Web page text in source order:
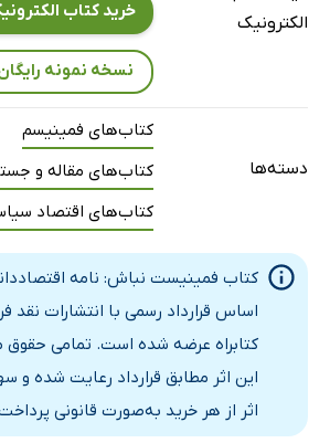
الکترونیک
خرید کتاب
نسخه نمونه
دسته‌ها
کتاب‌های فمینیسم
کتاب‌های مقاله و
کتاب‌های اقتصاد
کتاب فمینیست نباش: نامه
اساس قرارداد رسمی با انتشارات نقد
کتابراه عرضه شده است. تمامی حقوق
این اثر مطابق قرارداد رعایت شده
اثر از هر خرید به‌صورت قانونی